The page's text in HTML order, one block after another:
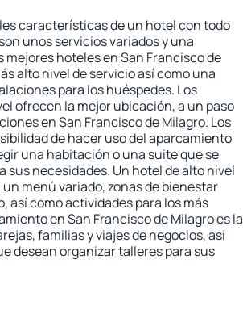
características de un hotel con todo
unos servicios variados y una
hoteles en San Francisco de
alto nivel de servicio así como una
para los huéspedes. Los
ofrecen la mejor ubicación, a un paso
en San Francisco de Milagro. Los
de hacer uso del aparcamiento
una habitación o una suite que se
sus necesidades. Un hotel de alto nivel
menú variado, zonas de bienestar
así como actividades para los más
en San Francisco de Milagro es la
familias y viajes de negocios, así
desean organizar talleres para sus